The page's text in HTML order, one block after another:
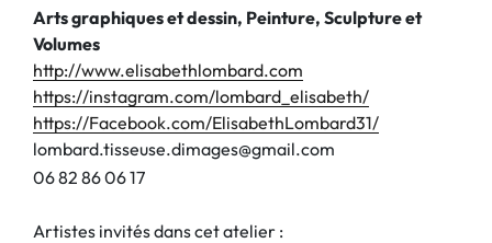
Arts graphiques et dessin, Peinture, Sculpture et
Volumes
http://www.elisabethlombard.com
https://instagram.com/lombard_elisabeth/
https://Facebook.com/ElisabethLombard31/
lombard.tisseuse.dimages@gmail.com
0682 860617
Artistes invités dans cet atelier :